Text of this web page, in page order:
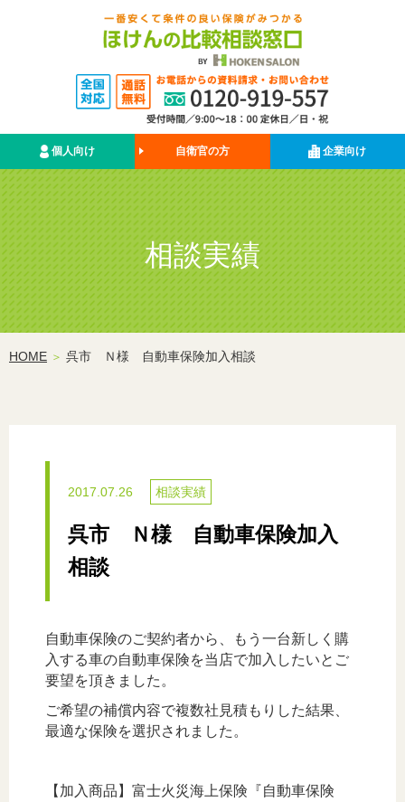
個人向け 自衛官の方 企業向け
相談実績
HOME ＞ 呉市 Ｎ様 自動車保険加入相談
2017.07.26 相談実績
呉市 Ｎ様 自動車保険加入
相談
自動車保険のご契約者から、もう一台新しく購
入する車の自動車保険を当店で加入したいとご
要望を頂きました。
ご希望の補償内容で複数社見積もりした結果、
最適な保険を選択されました。
【加入商品】富士火災海上保険『自動車保険